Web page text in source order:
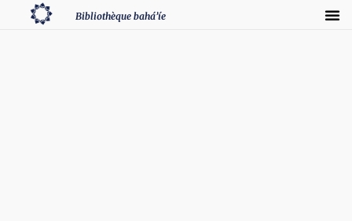
Bibliothèque bahá’íe